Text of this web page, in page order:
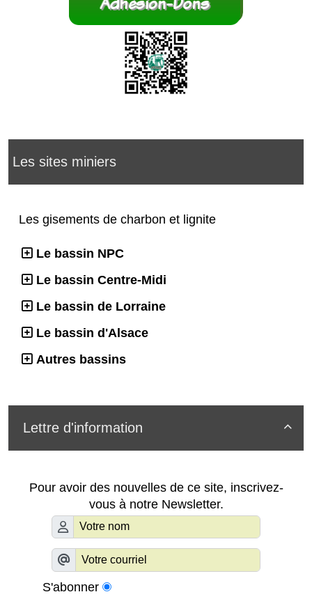
Les sites miniers
Les gisements de charbon et lignite
Le bassin NPC
Le bassin Centre-Midi
Le bassin de Lorraine
Le bassin d'Alsace
Autres bassins

Lettre d'information
Pour avoir des nouvelles de ce site, inscrivez-
vous à notre Newsletter.
S'abonner